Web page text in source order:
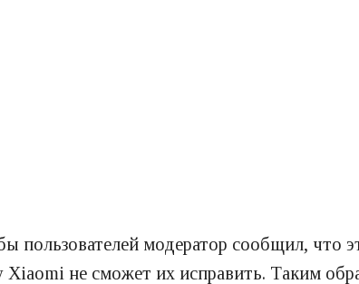
пользователей модератор сообщил, что
не сможет их исправить. Таким